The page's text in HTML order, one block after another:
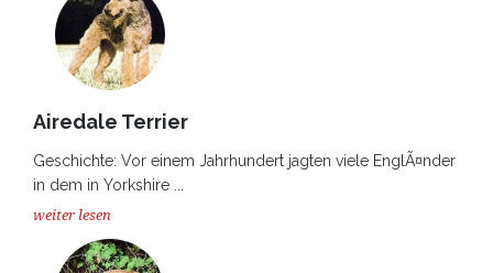
Airedale Terrier
Geschichte: Vor einem Jahrhundert jagten viele EnglÃ¤nder
in dem in Yorkshire ...
weiter lesen